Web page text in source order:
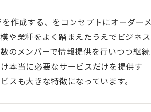
作成する、をコンセプトにオーダーメ
や業種をよく踏まえたうえでビジネス
のメンバーで情報提供を行いつつ継続
本当に必要なサービスだけを提供す
スも大きな特徴になっています。